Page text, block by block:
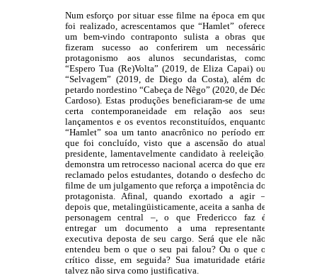
Num esforço por situar esse filme na época em que
foi realizado, acrescentamos que “Hamlet” oferece
um bem-vindo contraponto sulista a obras que
fizeram sucesso ao conferirem um necessário
protagonismo aos alunos secundaristas, como
“Espero Tua (Re)Volta” (2019, de Eliza Capai) ou
“Selvagem” (2019, de Diego da Costa), além do
petardo nordestino “Cabeça de Nêgo” (2020, de Déo
Cardoso). Estas produções beneficiaram-se de uma
certa contemporaneidade em relação aos seus
lançamentos e os eventos reconstituídos, enquanto
“Hamlet” soa um tanto anacrônico no período em
que foi concluído, visto que a ascensão do atual
presidente, lamentavelmente candidato à reeleição,
demonstra um retrocesso nacional acerca do que era
reclamado pelos estudantes, dotando o desfecho do
filme de um julgamento que reforça a impotência do
protagonista. Afinal, quando exortado a agir –
depois que, metalingüisticamente, aceita a sanha de
personagem central –, o que Fredericco faz é
entregar um documento a uma representante
executiva deposta de seu cargo. Será que ele não
entendeu bem o que o seu pai falou? Ou o que o
crítico disse, em seguida? Sua imaturidade etária
talvez não sirva como justificativa.